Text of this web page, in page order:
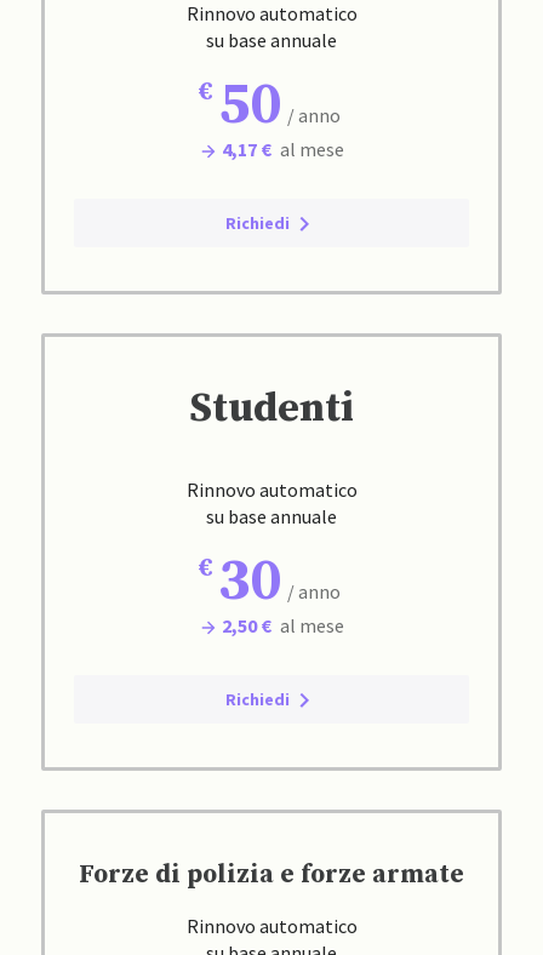
Rinnovo automatico
su base annuale
50 / anno
4,17 € al mese
Richiedi
Studenti
Rinnovo automatico
su base annuale
30 / anno
2,50 € al mese
Richiedi
Forze di polizia e forze armate
Rinnovo automatico